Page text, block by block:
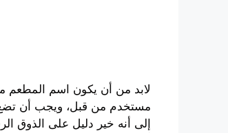
لابد من أن يكون اسم المطعم
مستخدم من قبل، ويجب أن تضع
إلى أنه خير دليل على الذوق